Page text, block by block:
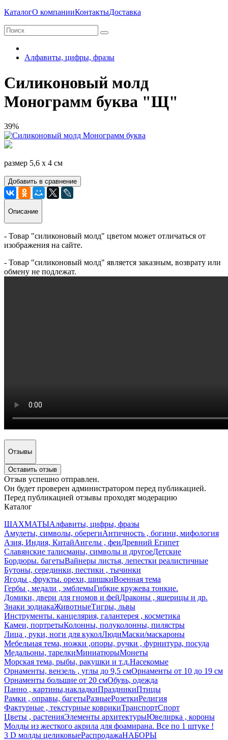
КаталогО компанииКонтактыДоставка
Алфавиты, цифры, фразы
Силиконовый молд
Монограмм буква "Щ"
39%
размер 5,6 х 4 см
Добавить в сравнение
Описание
- Товар "силиконовый молд" цветом может отличаться от
изображения на сайте.
- Товар "силиконовый молд" является заказным, возврату или
обмену не подлежат.
Отзывы
Оставить отзыв
Отзыв успешно отправлен.
Он будет проверен администратором перед публикацией.
Перед публикацией отзывы проходят модерацию
Каталог
ШАХМАТЫАлфавиты, цифры, фразы
Амулеты, символы, оберегиАнтичность , богини, мифология
Азия, Индия, КитайАнгелы , феиДревний Египет
Славянские талисманы, символы и другоеДетские
Бордюры. багетыВайнеры листья, лепестки реалистичные
Бутоны, серединки, пестики , тычинки
Ягоды , фрукты. орехи, шишкиВоенная тема
Гербы , медали , эмблемыГибкие кружева тонкие.
Домики, двери для гномов и фейДраконы , ящерицы и др.
Знаки зодиакаЖивотныеТигры, львы
Инструменты. канцелярия, галантерея , косметика
Камеи, портретыКолонны, полуколонны, пилястры
Лица , руки, ноги для куколЛюдиМаски/маскароны
Мебельная тема, ножки ,опоры, ручки , фурнитура, посуда
Медальоны, тарелкиМиниатюрыМонеты
Морская тема, рыбы, ракушки и т.д.Насекомые
Орнаменты, вензель , углы до 9,5 смОрнаменты от 10 до 19 см
Орнаменты большие от 20 смОбувь, одежда
Панно , картины,накладкиПраздникиПтицы
Рамки , оправы, багетыРазныеРозеткиРелигия
Фактурные , текстурные коврикиТранспортСпорт
Цветы , растенияЭлементы архитектурыЮвелирка , короны
Молды из жесткого акрила для фоамирана. Все по 1 штуке !
3 D молды целиковыеРаспродажаНАБОРЫ